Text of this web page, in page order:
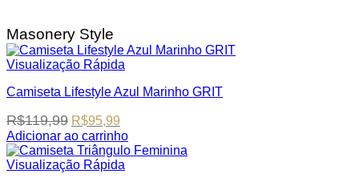
product
page
Masonery Style
Visualização Rápida
Camiseta Lifestyle Azul Marinho GRIT
R$119,99 Original
price
was:
R$119,99.
R$95,99
price
is:
R$95,99.
Adicionar ao carrinho
This
product
Visualização Rápida